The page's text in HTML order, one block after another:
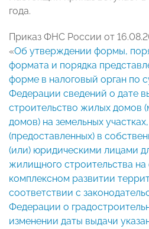
года.
Приказ ФНС России от
«Об утверждении формы,
формата и порядка
форме в налоговый орган по
Федерации сведений о дате
строительство жилых домов
домов) на земельных
(предоставленных) в
(или) юридическими лицами
жилищного строительства
комплексном развитии
соответствии с
Федерации о
изменении даты выдачи